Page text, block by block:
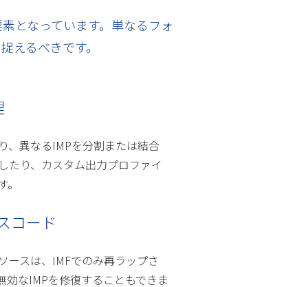
となっています。単なるフォ
えるべきです。
、異なるIMPを分割または結合
たり、カスタム出力プロファイ
コード
ースは、IMFでのみ再ラップさ
効なIMPを修復することもできま